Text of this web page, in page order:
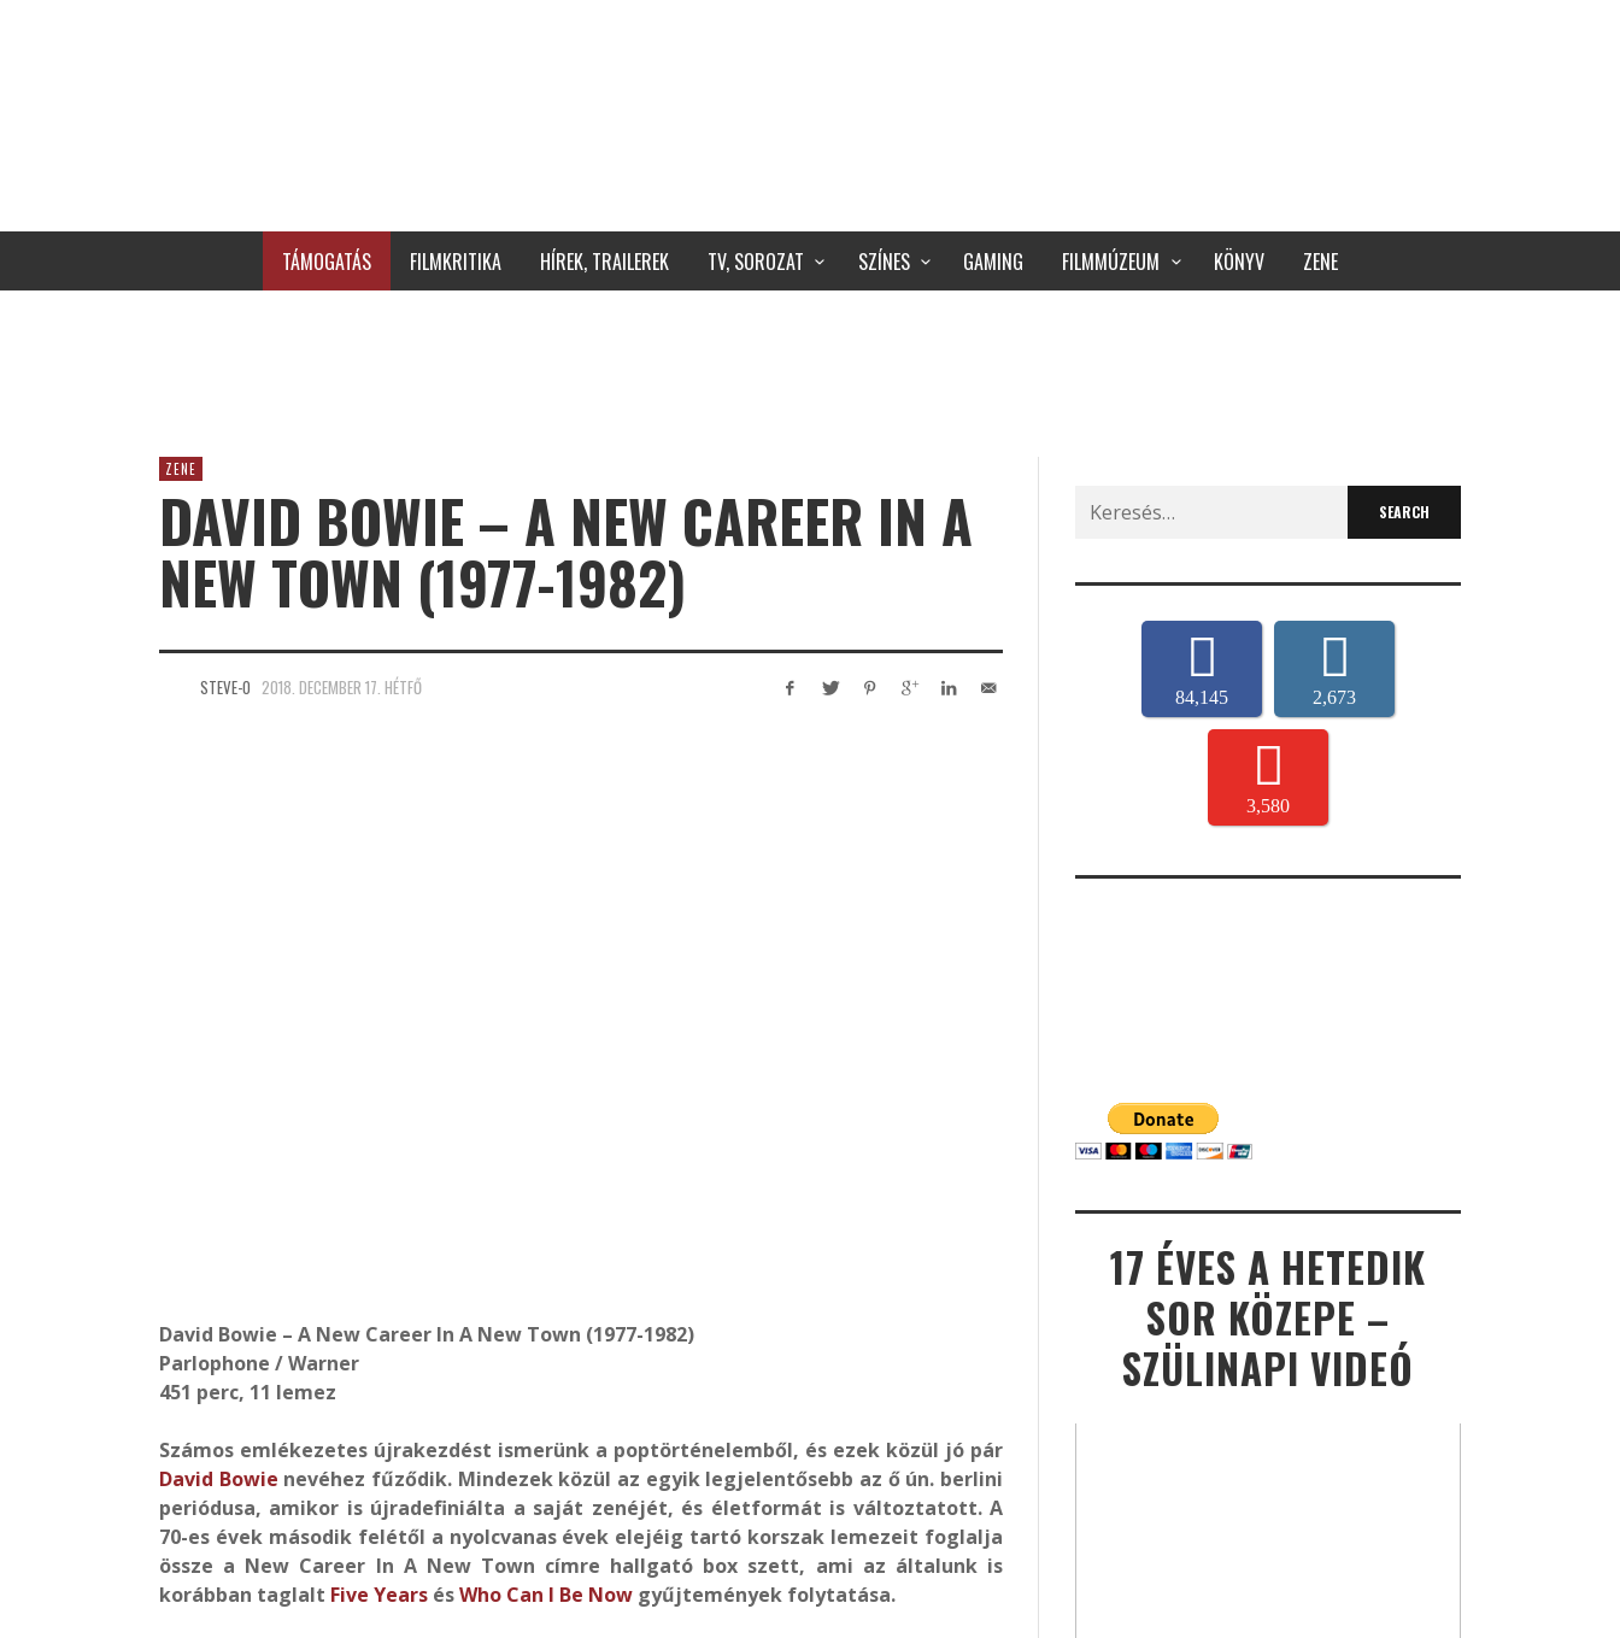
TÁMOGATÁS FILMKRITIKA HÍREK, TRAILEREK TV, SOROZAT SZÍNES GAMING FILMMÚZEUM KÖNYV ZENE
ZENE
DAVID BOWIE – A NEW CAREER IN A
NEW TOWN (1977-1982)
STEVE-O 2018. DECEMBER 17. HÉTFŐ
David Bowie – A New Career In A New Town (1977-1982)
Parlophone / Warner
451 perc, 11 lemez
Számos emlékezetes újrakezdést ismerünk a poptörténelemből, és ezek közül jó pár
David Bowie nevéhez fűződik. Mindezek közül az egyik legjelentősebb az ő ún. berlini
periódusa, amikor is újradefiniálta a saját zenéjét, és életformát is változtatott. A
70-es évek második felétől a nyolcvanas évek elejéig tartó korszak lemezeit foglalja
össze a New Career In A New Town címre hallgató box szett, ami az általunk is
korábban taglalt Five Years ésWho Can I Be Now gyűjtemények folytatása.
Search
for:
84,145 2,673
3,580
17 ÉVES A HETEDIK
SOR KÖZEPE –
SZÜLINAPI VIDEÓ